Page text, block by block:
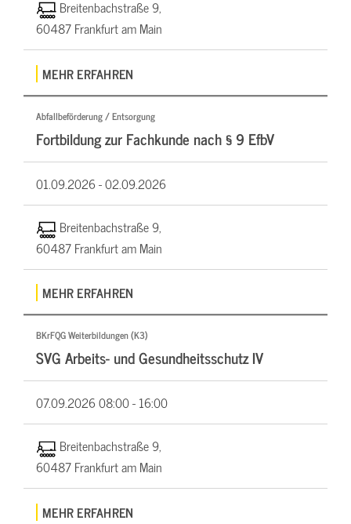
Breitenbachstraße 9,
60487 Frankfurt am Main
MEHR ERFAHREN
Abfallbeförderung / Entsorgung
Fortbildung zur Fachkunde nach § 9 EfbV
01.09.2026 -02.09.2026
Breitenbachstraße 9,
60487 Frankfurt am Main
MEHR ERFAHREN
BKrFQG Weiterbildungen (K3)
SVG Arbeits- und Gesundheitsschutz IV
07.09.202608:00 - 16:00
Breitenbachstraße 9,
60487 Frankfurt am Main
MEHR ERFAHREN